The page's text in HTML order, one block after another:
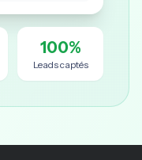
100%
Leads captés